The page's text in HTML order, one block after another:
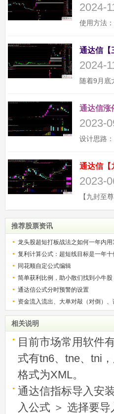
2024-
2024-
通达信涨
2023-
2023-
推荐股票资讯
龙头股超短打板战法之如何一年内
解）
复利计算公式：超短线目标是一年
少？
同花顺自定公式编辑
简单获利比例，助小散们找到小牛
用
通达信公式分时预警的设置
资金流入流出、大单对敲（对倒）
相关说明
目前市场常用软件
式有tn6、tne、tni
格式为XML。
通达信指标导入安
入公式 ＞ 选择要